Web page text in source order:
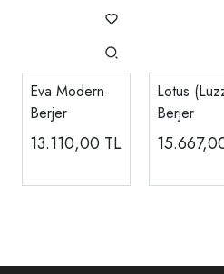
Eva Modern
Berjer
13.110,00 TL
Lotus
Berjer